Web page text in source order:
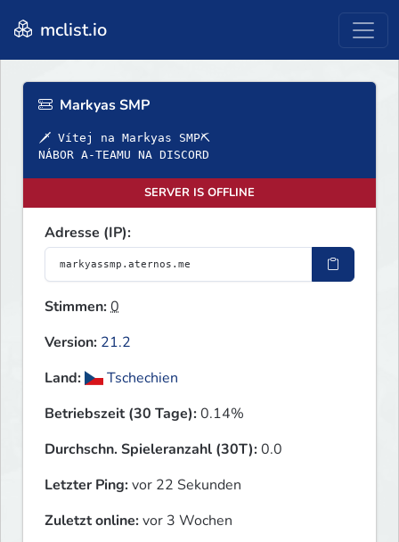
mclist.io
Markyas SMP
🗡 Vítej na Markyas SMP⛏
NÁBOR A-TEAMU NA DISCORD
SERVER IS OFFLINE
Adresse (IP):
Stimmen:0
Version: 21.2
Land:
Tschechien
Betriebszeit (30 Tage):0.14%
Durchschn. Spieleranzahl (30T):0.0
Letzter Ping:vor 22 Sekunden
Zuletzt online:vor 3 Wochen